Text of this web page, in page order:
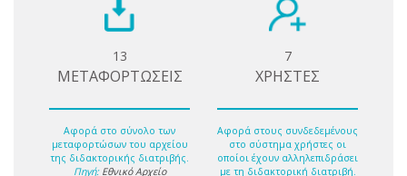
13
ΜΕΤΑΦΟΡΤΩΣΕΙΣ
Αφορά στο σύνολο των
μεταφορτώσων του αρχείου
της διδακτορικής διατριβής.
Πηγή: Εθνικό Αρχείο
7
ΧΡΗΣΤΕΣ
Αφορά στους συνδεδεμένους
στο σύστημα χρήστες οι
οποίοι έχουν αλληλεπιδράσει
με τη διδακτορική διατριβή.